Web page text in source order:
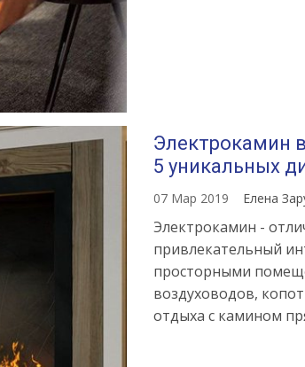
Электрокамин
5 уникальных
07 Мар 2019 Елена
Электрокамин -
привлекательный
просторными
воздуховодов,
отдыха с камином